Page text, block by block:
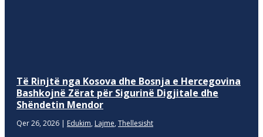
Të Rinjtë nga Kosova dhe Bosnja e Hercegovina
Bashkojnë Zërat për Sigurinë Digjitale dhe
Shëndetin Mendor
Qer 26, 2026 | Edukim, Lajme, Thellesisht